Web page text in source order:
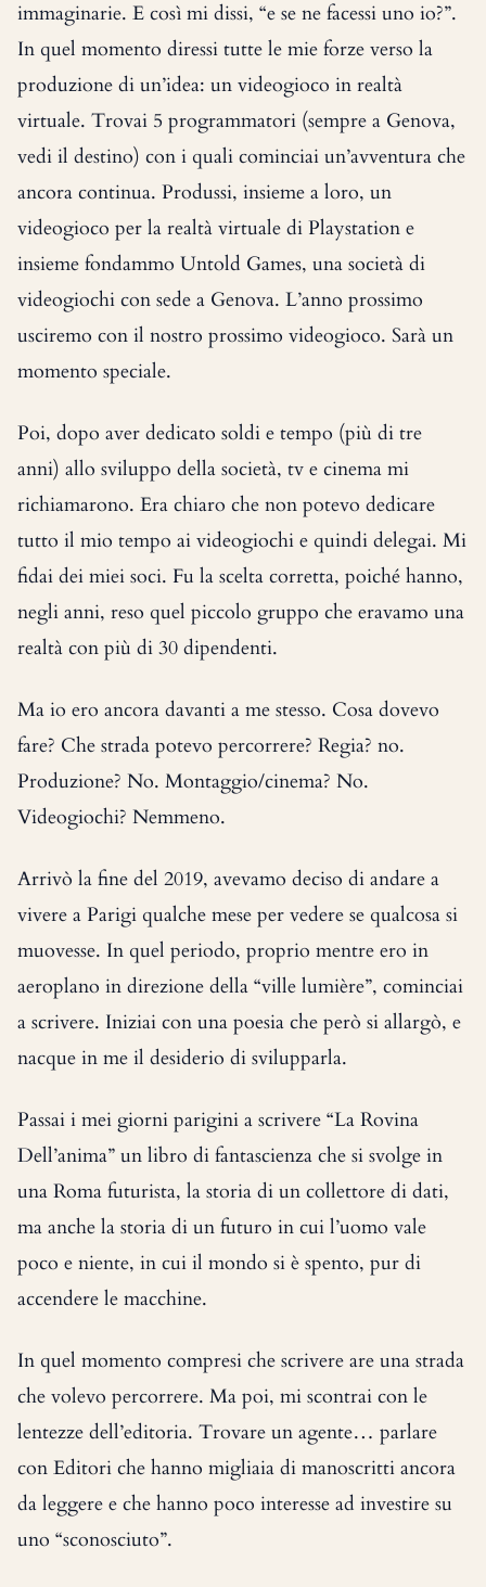
immaginarie. E così mi dissi, “e se ne facessi uno io?”.
In quel momento diressi tutte le mie forze verso la
produzione di un’idea: un videogioco in realtà
virtuale. Trovai 5 programmatori (sempre a Genova,
vedi il destino) con i quali cominciai un’avventura che
ancora continua. Produssi, insieme a loro, un
videogioco per la realtà virtuale di Playstation e
insieme fondammo Untold Games, una società di
videogiochi con sede a Genova. L’anno prossimo
usciremo con il nostro prossimo videogioco. Sarà un
momento speciale.
Poi, dopo aver dedicato soldi e tempo (più di tre
anni) allo sviluppo della società, tv e cinema mi
richiamarono. Era chiaro che non potevo dedicare
tutto il mio tempo ai videogiochi e quindi delegai. Mi
fidai dei miei soci. Fu la scelta corretta, poiché hanno,
negli anni, reso quel piccolo gruppo che eravamo una
realtà con più di 30 dipendenti.
Ma io ero ancora davanti a me stesso. Cosa dovevo
fare? Che strada potevo percorrere? Regia? no.
Produzione? No. Montaggio/cinema? No.
Videogiochi? Nemmeno.
Arrivò la fine del 2019, avevamo deciso di andare a
vivere a Parigi qualche mese per vedere se qualcosa si
muovesse. In quel periodo, proprio mentre ero in
aeroplano in direzione della “ville lumière”, cominciai
a scrivere. Iniziai con una poesia che però si allargò, e
nacque in me il desiderio di svilupparla.
Passai i mei giorni parigini a scrivere “La Rovina
Dell’anima” un libro di fantascienza che si svolge in
una Roma futurista, la storia di un collettore di dati,
ma anche la storia di un futuro in cui l’uomo vale
poco e niente, in cui il mondo si è spento, pur di
accendere le macchine.
In quel momento compresi che scrivere are una strada
che volevo percorrere. Ma poi, mi scontrai con le
lentezze dell’editoria. Trovare un agente… parlare
con Editori che hanno migliaia di manoscritti ancora
da leggere e che hanno poco interesse ad investire su
uno “sconosciuto”.